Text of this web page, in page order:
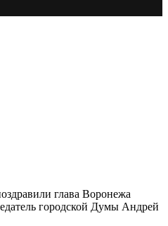
глава Воронежа
городской Думы Андрей